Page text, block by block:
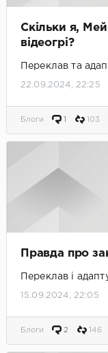
Скільки я,
відеогрі?
Переклав та
22.09.2024, 22:25
Блоги 1 103
Правда про
Переклав і
15.09.2024, 22:05
Блоги 2 146